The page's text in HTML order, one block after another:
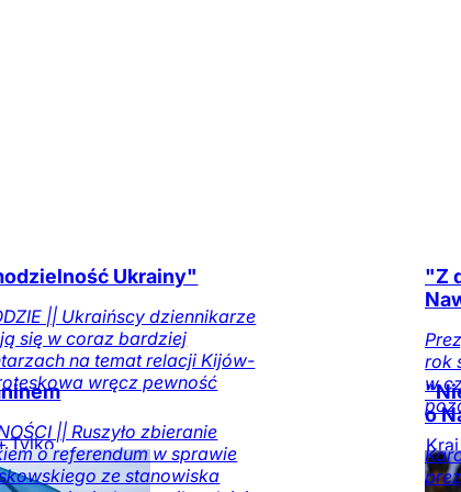
Ukrainy"
|| Ukraińscy dziennikarze
się w coraz bardziej
na temat relacji Kijów-
wręcz pewność
Tylko
|| Ruszyło zbieranie
o referendum w sprawie
ze stanowiska
"Z
rok
w
Kraj
o